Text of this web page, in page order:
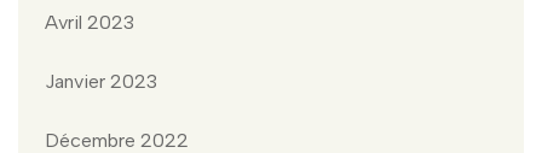
Avril 2023
Janvier 2023
Décembre 2022